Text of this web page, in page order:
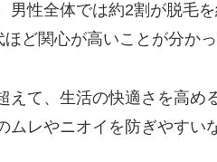
男性全体では約2割が脱毛
ほど関心が高いことが分かっ
えて、生活の快適さを高め
レやニオイを防ぎやすい